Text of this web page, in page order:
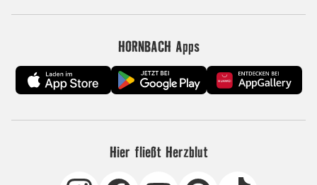
HORNBACH Apps
Hier fließt Herzblut